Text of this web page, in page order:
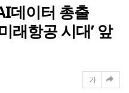
데이터 총출
래항공 시대’ 앞
가